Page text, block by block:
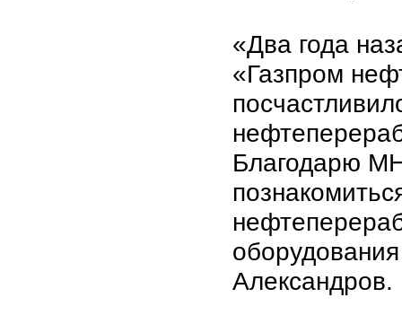
«Два года
«Газпром
Благодарю
Александров.